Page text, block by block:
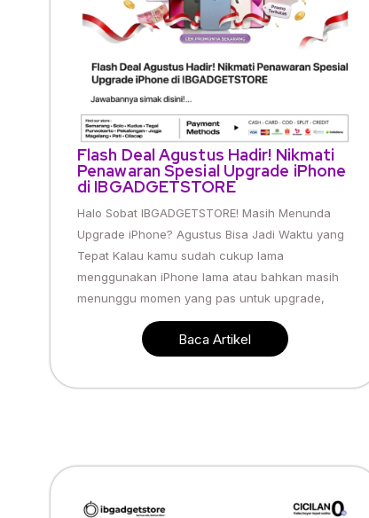
Flash Deal Agustus Hadir! Nikmati
Penawaran Spesial Upgrade iPhone
di IBGADGETSTORE
Halo Sobat IBGADGETSTORE! Masih Menunda
Upgrade iPhone? Agustus Bisa Jadi Waktu yang
Tepat Kalau kamu sudah cukup lama
menggunakan iPhone lama atau bahkan masih
menunggu momen yang pas untuk upgrade,
Baca Artikel